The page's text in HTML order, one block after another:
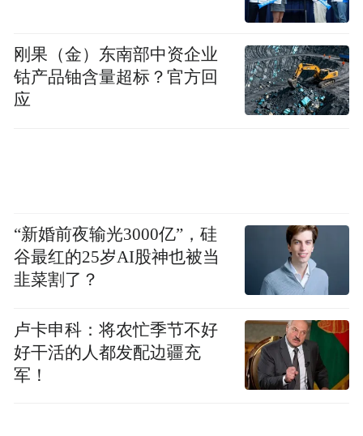
刘刚，聊城市中医医院，骨关节科主任，主
任医师。聊城市作家协会会员，聊城市诗人
协会会员，东昌府区作家协会会员，东昌府
“特别声明：以上作品内容(包括在内的视频、图片或音
频)为凤凰网旗下自媒体平台“大风号”用户上传并发
布，本平台仅提供信息存储空间服务。
Notice: The content above (including the videos,
pictures and audios if any) is uploaded and posted
by the user of Dafeng Hao, which is a social media
platform and merely provides information storage
刚果（金）东南部中资企业
钴产品铀含量超标？官方回
应
“新婚前夜输光3000亿”，硅
谷最红的25岁AI股神也被当
韭菜割了？
卢卡申科：将农忙季节不好
好干活的人都发配边疆充
军！